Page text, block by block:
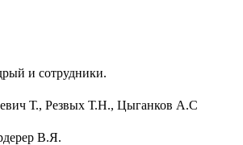
и сотрудники.
Т., Резвых Т.Н., Цыганков А.С
В.Я.